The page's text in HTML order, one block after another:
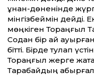
құнан-дөненінде
мінгізбеймін дейді.
мөңкіген Тораңғыл
Содан бір ай
бітті. Бірде тулап
Тораңғыл жерге
Тарақбайдың